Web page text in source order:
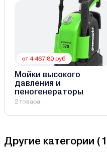
от 4 467,80 руб.
Мойки высокого
давления и
пеногенераторы
2 товара
Другие категории (1